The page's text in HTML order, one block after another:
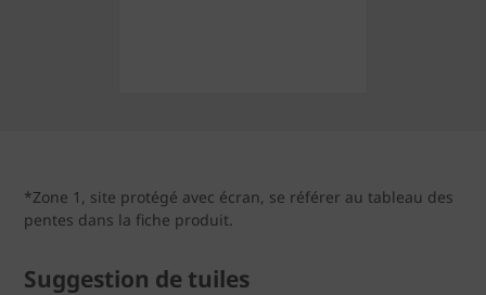
*Zone 1, site protégé avec écran, se référer au tableau des
pentes dans la fiche produit.
Suggestion de tuiles